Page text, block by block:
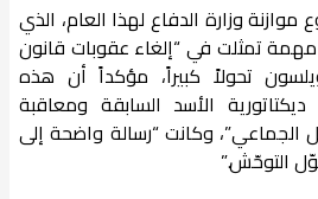
وزارة الدفاع لهذا العام، الذي
تمثلت في “إلغاء عقوبات قانون
تحولاً كبيراً، مؤكداً أن هذه
الأسد السابقة ومعاقبة
الجماعي”، وكانت “رسالة واضحة إلى
التوحّش.”